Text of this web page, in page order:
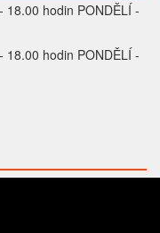
hodin PONDĚLÍ -
hodin PONDĚLÍ -